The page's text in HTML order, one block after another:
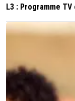
L3 : Programme